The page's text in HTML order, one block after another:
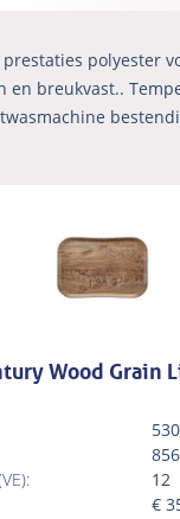
prestaties polyester
en breukvast..
Wood Grain
12
€